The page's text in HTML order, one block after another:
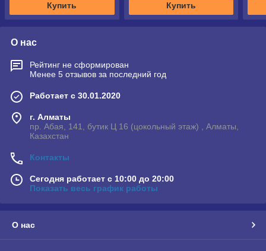
Купить Купить
О нас
Рейтинг не сформирован
Менее 5 отзывов за последний год
Работает с 30.01.2020
г. Алматы
пр. Абая, 141, бутик Ц 16 (цокольный этаж) , Алматы,
Казахстан
Контакты
Сегодня работает с 10:00 до 20:00
Показать весь график работы
О нас